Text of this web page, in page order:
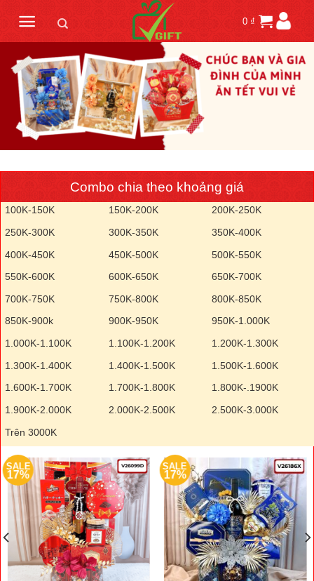
content
0 ₫
Combo chia theo khoảng giá
100K-150K 150K-200K
200K-250K
250K-300K
300K-350K
350K-400K
400K-450K
450K-500K
500K-550K
550K-600K
600K-650K
650K-700K
700K-750K
750K-800K
800K-850K
850K-900k
900K-950K
950K-1.000K
1.000K-1.100K
1.100K-1.200K
1.200K-1.300K
1.300K-1.400K
1.400K-1.500K
1.500K-1.600K
1.600K-1.700K
1.700K-1.800K
1.800K-.1900K
1.900K-2.000K
2.000K-2.500K
2.500K-3.000K
Trên 3000K
SALE
17%
SALE
17%